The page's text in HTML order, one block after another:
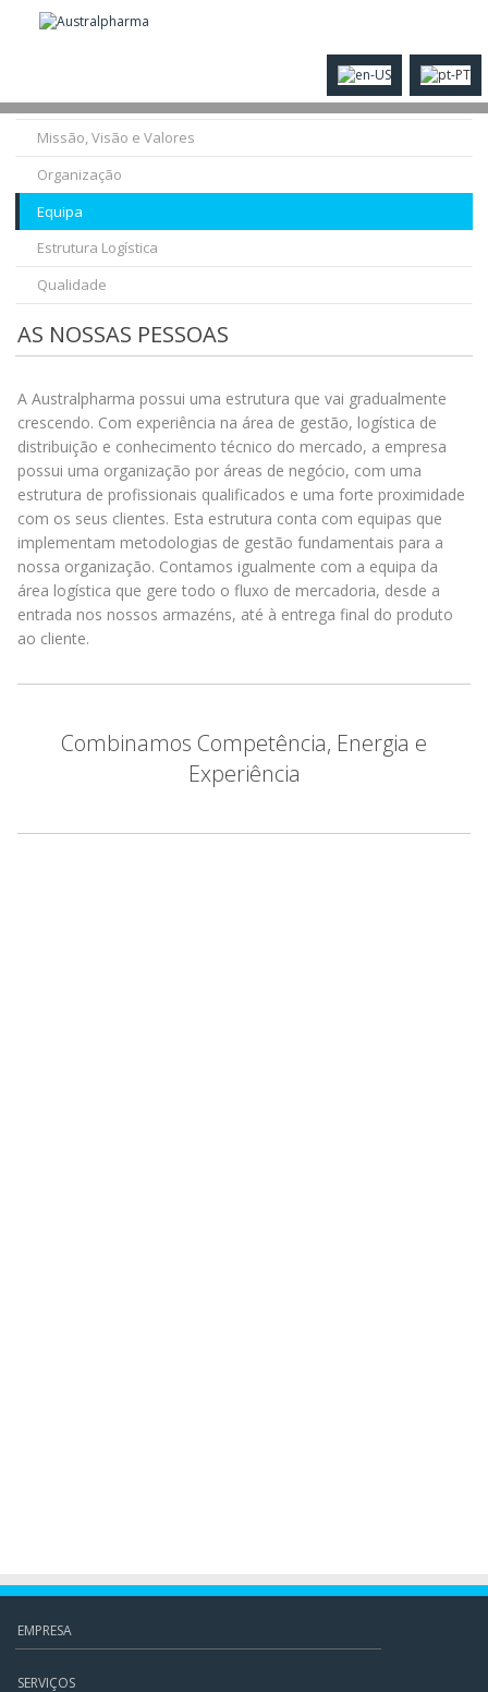
História
Missão, Visão e Valores
Organização
Equipa
Estrutura Logística
Qualidade
AS NOSSAS PESSOAS
A Australpharma possui uma estrutura que vai gradualmente
crescendo. Com experiência na área de gestão, logística de
distribuição e conhecimento técnico do mercado, a empresa
possui uma organização por áreas de negócio, com uma
estrutura de profissionais qualificados e uma forte proximidade
com os seus clientes. Esta estrutura conta com equipas que
implementam metodologias de gestão fundamentais para a
nossa organização. Contamos igualmente com a equipa da
área logística que gere todo o fluxo de mercadoria, desde a
entrada nos nossos armazéns, até à entrega final do produto
ao cliente.
Combinamos Competência, Energia e
Experiência
EMPRESA
SERVIÇOS